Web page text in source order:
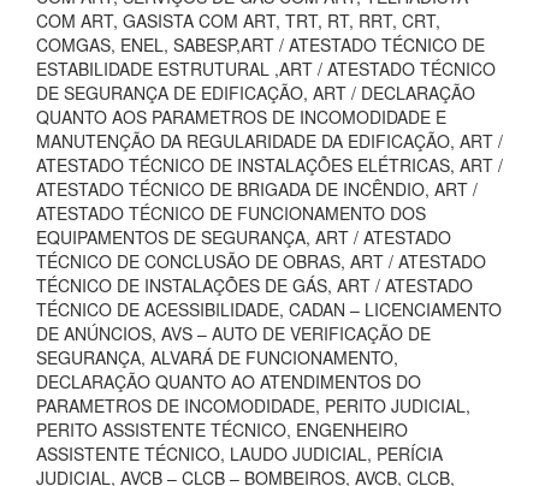
COM ART, GASISTA COM ART, TRT, RT, RRT, CRT,
COMGAS, ENEL, SABESP,ART / ATESTADO TÉCNICO DE
ESTABILIDADE ESTRUTURAL ,ART / ATESTADO TÉCNICO
DE SEGURANÇA DE EDIFICAÇÃO, ART / DECLARAÇÃO
QUANTO AOS PARAMETROS DE INCOMODIDADE E
MANUTENÇÃO DA REGULARIDADE DA EDIFICAÇÃO, ART /
ATESTADO TÉCNICO DE INSTALAÇÕES ELÉTRICAS, ART /
ATESTADO TÉCNICO DE BRIGADA DE INCÊNDIO, ART /
ATESTADO TÉCNICO DE FUNCIONAMENTO DOS
EQUIPAMENTOS DE SEGURANÇA, ART / ATESTADO
TÉCNICO DE CONCLUSÃO DE OBRAS, ART / ATESTADO
TÉCNICO DE INSTALAÇÕES DE GÁS, ART / ATESTADO
TÉCNICO DE ACESSIBILIDADE, CADAN – LICENCIAMENTO
DE ANÚNCIOS, AVS – AUTO DE VERIFICAÇÃO DE
SEGURANÇA, ALVARÁ DE FUNCIONAMENTO,
DECLARAÇÃO QUANTO AO ATENDIMENTOS DO
PARAMETROS DE INCOMODIDADE, PERITO JUDICIAL,
PERITO ASSISTENTE TÉCNICO, ENGENHEIRO
ASSISTENTE TÉCNICO, LAUDO JUDICIAL, PERÍCIA
JUDICIAL, AVCB – CLCB – BOMBEIROS, AVCB, CLCB,